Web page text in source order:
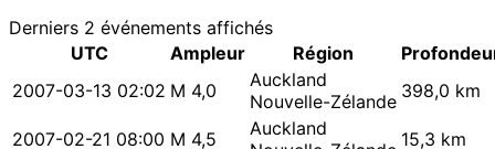
Derniers 2 événements affichés
UTC
Ampleur Région
2007-03-13 02:02 M 4,0
Auckland
Nouvelle-Zélande 398,0 km
2007-02-21 08:00 M 4,5
Auckland
15,3 km